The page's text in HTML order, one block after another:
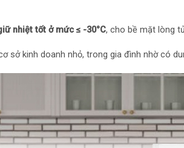
nhiệt tốt ở mức ≤ -30°C, cho bề mặt lòng
sở kinh doanh nhỏ, trong gia đình nhờ có